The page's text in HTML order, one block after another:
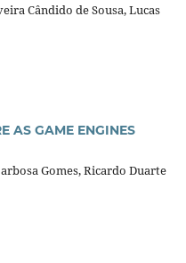
Cândido de Sousa, Lucas
AS GAME ENGINES
Gomes, Ricardo Duarte